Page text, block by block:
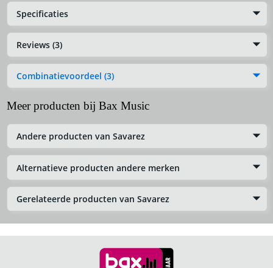
Specificaties
Reviews (3)
Combinatievoordeel (3)
Meer producten bij Bax Music
Andere producten van Savarez
Alternatieve producten andere merken
Gerelateerde producten van Savarez